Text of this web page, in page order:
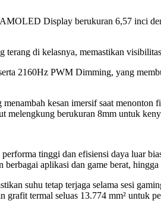
Display berukuran 6,57 inci
di kelasnya, memastikan
2160Hz PWM Dimming, yang
kesan imersif saat
berukuran 8mm untuk
tinggi dan efisiensi daya luar
aplikasi dan game berat,
suhu tetap terjaga selama sesi
termal seluas 13.774 mm² untuk